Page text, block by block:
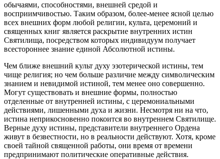
обычаями, способностями, внешней средой и
восприимчивостью. Таким образом, более-менее ясной целью
всех внешних форм любой религии, культа, церемоний и
священных книг является раскрытие внутренних истин
Святилища, посредством которых индивидуум получает
всестороннее знание единой Абсолютной истины.
Чем ближе внешний культ духу эзотерической истины, тем
чище религия; но чем больше различие между символическим
знанием и невидимой истиной, тем менее оно совершенно.
Могут существовать и внешние формы, полностью
отделенные от внутренней истины, с церемониальными
действиями, лишенными духа и жизни. Несмотря ни на что,
истина неприкосновенно покоится во внутреннем Святилище.
Верные духу истины, представители внутреннего Ордена
живут в безвестности, но в реальности действуют. Хотя, кроме
своей тайной священной работы, они время от времени
предпринимают политические оперативные действия.